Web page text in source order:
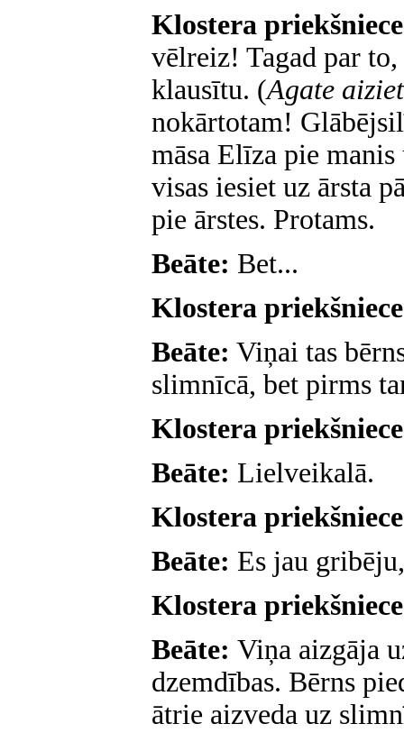
Klostera
vēlreiz! Tagad par
klausītu. (Agate aiziet
nokārtotam!
māsa Elīza pie
visas iesiet uz ārsta
pie ārstes. Protams.
Beāte: Bet...
Klostera
Beāte: Viņai tas
slimnīcā, bet pirms
Klostera
Beāte: Lielveikalā.
Klostera
Beāte: Es jau
Klostera
Beāte: Viņa aizgāja
dzemdības. Bērns
ātrie aizveda uz